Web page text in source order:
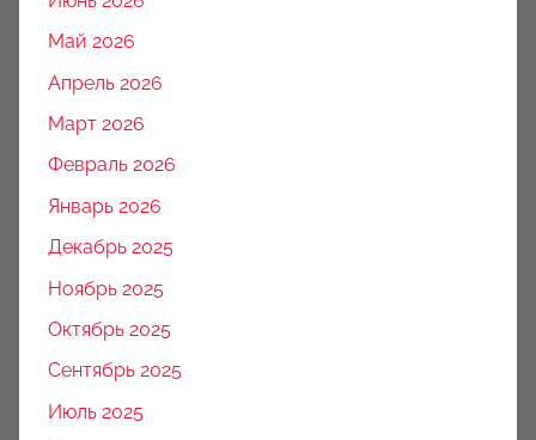
Май 2026
Апрель 2026
Март 2026
Февраль 2026
Январь 2026
Декабрь 2025
Ноябрь 2025
Октябрь 2025
Сентябрь 2025
Июль 2025